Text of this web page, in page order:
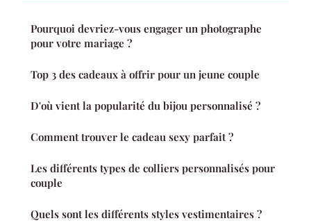
Pourquoi devriez-vous engager un photographe
pour votre mariage ?
Top 3 des cadeaux à offrir pour un jeune couple
D'où vient la popularité du bijou personnalisé ?
Comment trouver le cadeau sexy parfait ?
Les différents types de colliers personnalisés pour
couple
Quels sont les différents styles vestimentaires ?